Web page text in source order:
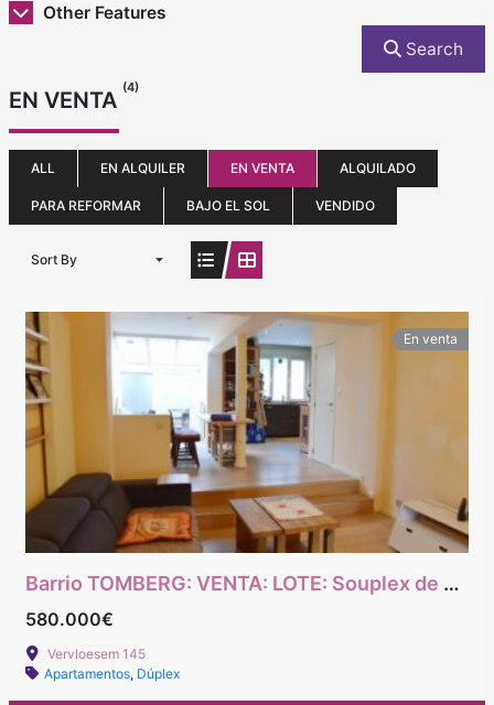
Other Features
Search
EN VENTA (4)
ALL EN ALQUILER EN VENTA ALQUILADO
PARA REFORMAR BAJO EL SOL VENDIDO
Sort By
En venta
Barrio TOMBERG: VENTA: LOTE: Souplex de 2 dormitorios + despacho con jardín + estudio
580.000€
Vervloesem 145
Apartamentos, Dúplex